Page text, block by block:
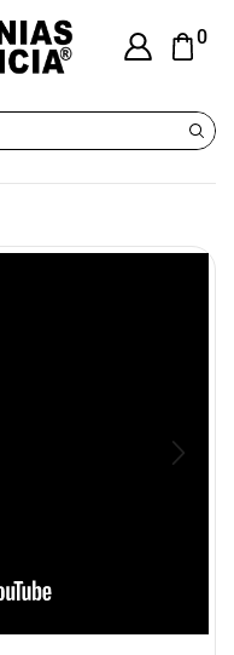
0